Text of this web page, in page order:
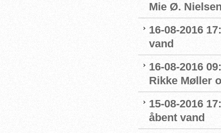
Mie Ø.
16-08-2016
vand
16-08-2016
Rikke Møller
15-08-2016
åbent vand